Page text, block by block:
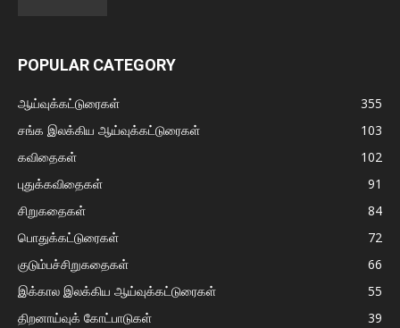
POPULAR CATEGORY
ஆய்வுக்கட்டுரைகள்
355
சங்க இலக்கிய ஆய்வுக்கட்டுரைகள்
103
கவிதைகள்
102
புதுக்கவிதைகள்
91
சிறுகதைகள்
84
பொதுக்கட்டுரைகள்
72
குடும்பச்சிறுகதைகள்
66
இக்கால இலக்கிய ஆய்வுக்கட்டுரைகள்
55
திறனாய்வுக் கோட்பாடுகள்
39